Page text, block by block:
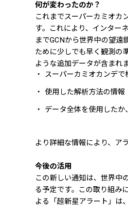
何が変わったのか？
これまでスーパーカミオカ
す。これにより、インター
までGCNから世界中の望
ために少しでも早く観測の
ような追加データが含まれま
スーパーカミオカンデ
使用した解析方法の情報
データ全体を使用した
より詳細な情報により、ア
今後の活用
この新しい通知は、世界中
る予定です。この取り組み
よる「超新星アラート」は